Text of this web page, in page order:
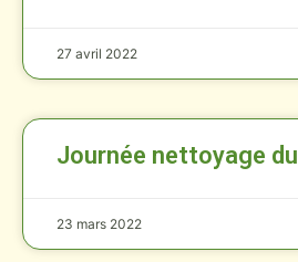
27 avril 2022
Journée nettoyage
23 mars 2022